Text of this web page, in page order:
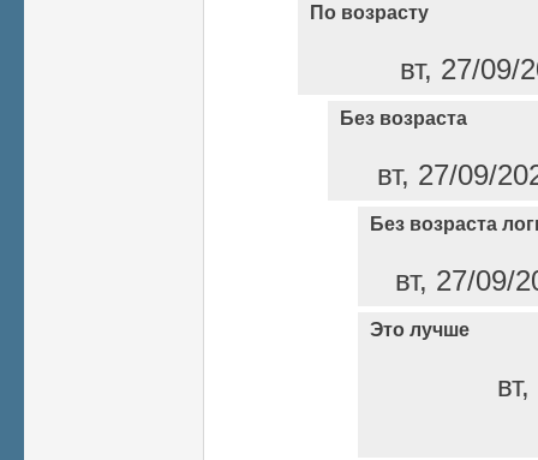
По возрасту
вт, 27/09/
Без возраста
вт, 27/09/
Без возраста
вт, 27/09/
Это лучше